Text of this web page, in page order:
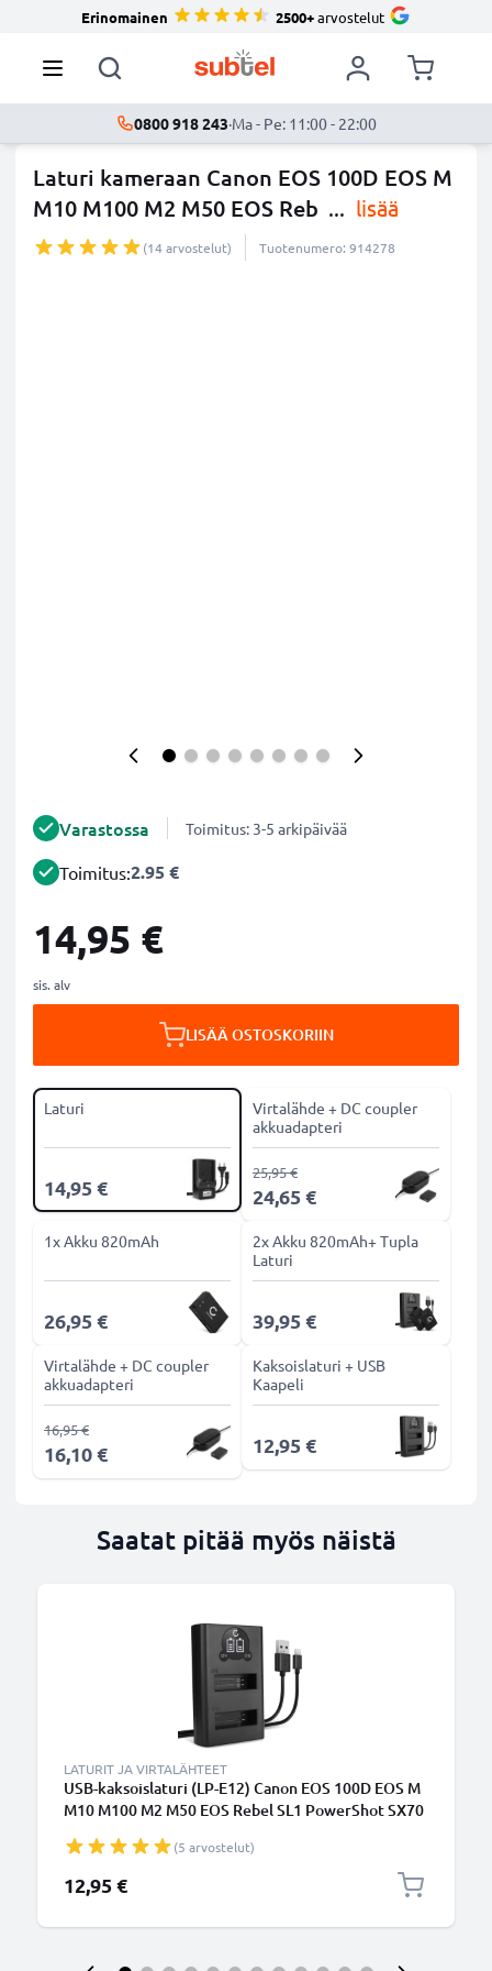
Erinomainen 2500+arvostelut
0800 918 243·Ma - Pe: 11:00 - 22:00
Laturi kameraan Canon EOS 100D EOS M
M10 M100 M2 M50 EOS Reb ... lisää
(14 arvostelut) Tuotenumero: 914278
Varastossa Toimitus: 3-5 arkipäivää
Toimitus:2.95 €
14,95 €
sis. alv
LISÄÄ OSTOSKORIIN
Laturi
14,95 €
Virtalähde + DC coupler
akkuadapteri
24,65 €
25,95 €
1x Akku 820mAh
26,95 €
2x Akku 820mAh+ Tupla
Laturi
39,95 €
Virtalähde + DC coupler
akkuadapteri
16,10 €
16,95 €
Kaksoislaturi + USB
Kaapeli
12,95 €
Saatat pitää myös näistä
LATURIT JA VIRTALÄHTEET
USB-kaksoislaturi (LP-E12) Canon EOS 100D EOS M
M10 M100 M2 M50 EOS Rebel SL1 PowerShot SX70
CELLONIC
(5 arvostelut)
12,95 €